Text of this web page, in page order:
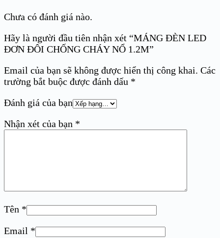
Chưa có đánh giá nào.
Hãy là người đầu tiên nhận xét “MÁNG ĐÈN LED
ĐƠN ĐÔI CHỐNG CHÁY NỔ 1.2M”
Email của bạn sẽ không được hiển thị công khai. Các
trường bắt buộc được đánh dấu *
Đánh giá của bạn
Nhận xét của bạn *
Tên *
Email *